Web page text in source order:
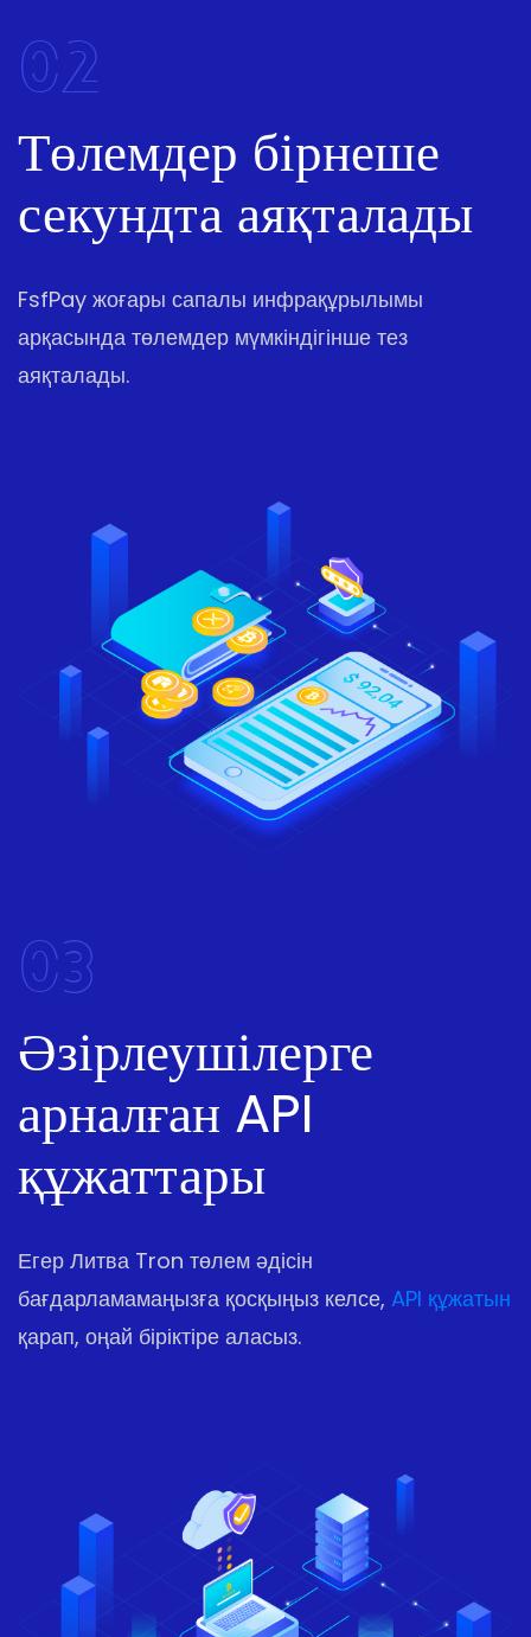
02
Төлемдер бірнеше
секундта аяқталады
FsfPay жоғары сапалы инфрақұрылымы
арқасында төлемдер мүмкіндігінше тез
аяқталады.
03
Әзірлеушілерге
арналған API
құжаттары
Егер Литва Tron төлем әдісін
бағдарламамаңызға қосқыңыз келсе, API құжатын
қарап, оңай біріктіре аласыз.